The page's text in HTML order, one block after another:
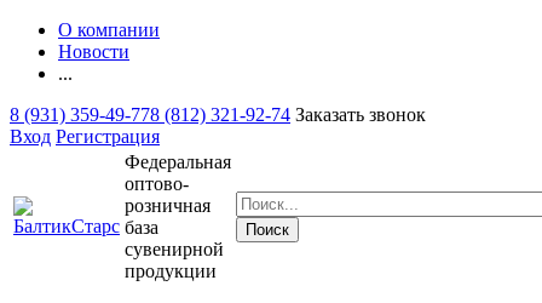
О компании
Новости
...
8 (931) 359-49-778 (812) 321-92-74 Заказать звонок
Вход Регистрация
Федеральная
оптово-
розничная
база
сувенирной
продукции